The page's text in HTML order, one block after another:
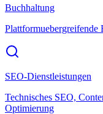
Buchhaltung
Plattformuebergreifende
SEO-Dienstleistungen
Technisches SEO,
Optimierung